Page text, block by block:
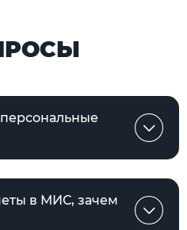
в МИС, зачем